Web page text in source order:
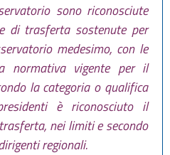
sono riconosciute
di trasferta sostenute per
medesimo, con le
normativa vigente per il
la categoria o qualifica
è riconosciuto il
nei limiti e secondo
regionali.